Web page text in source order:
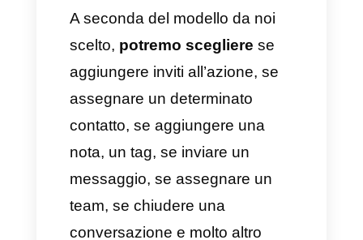
far fare tutto dai chatbot può
portare ad un risparmio di
tempo e fatica non indifferente.